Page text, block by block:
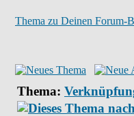
Thema zu Deinen Forum-
Thema: